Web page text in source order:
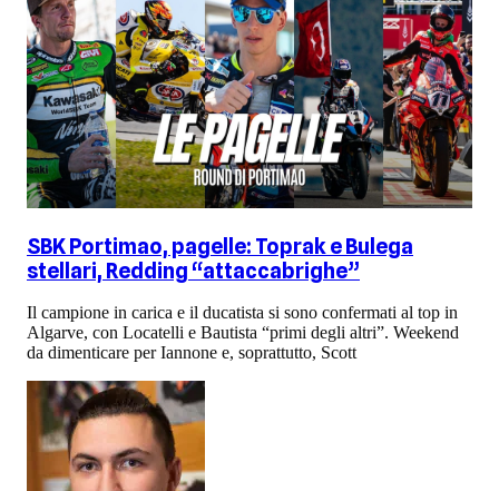
SBK Portimao, pagelle: Toprak e Bulega
stellari, Redding “attaccabrighe”
Il campione in carica e il ducatista si sono confermati al top in
Algarve, con Locatelli e Bautista “primi degli altri”. Weekend
da dimenticare per Iannone e, soprattutto, Scott